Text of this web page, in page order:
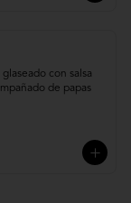
con salsa
de papas